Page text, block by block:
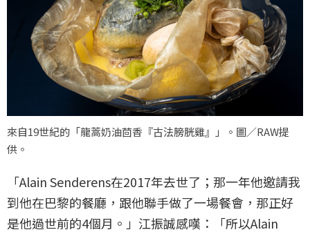
來自19世紀的「龍蒿奶油茴香『古法膀胱雞』」。圖／RAW提
供。
「Alain Senderens在2017年去世了；那一年他邀請我
到他在巴黎的餐廳，跟他聯手做了一場餐會，那正好
是他過世前的4個月。」江振誠感嘆：「所以Alain